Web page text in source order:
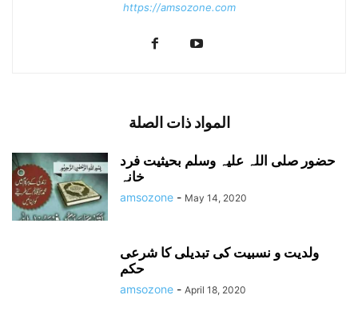
https://amsozone.com
المواد ذات الصلة
حضور صلی اللہ علیہ وسلم بحیثیت فرد
خانہ
amsozone - May 14, 2020
ولدیت و نسبیت کی تبدیلی کا شرعی
حکم
amsozone - April 18, 2020